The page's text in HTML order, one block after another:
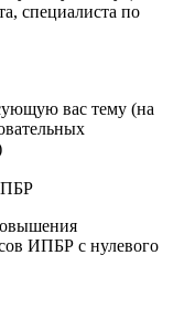
специалиста по
вас тему (на
ИПБР с нулевого